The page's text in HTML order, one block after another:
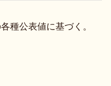
種公表値に基づく。